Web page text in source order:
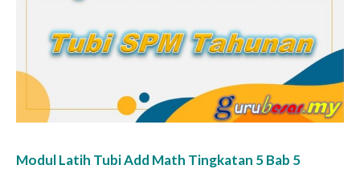
Modul Latih Tubi Add Math Tingkatan 5 Bab 5